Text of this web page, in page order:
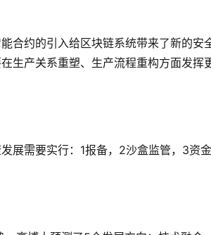
合约的引入给区块链系统带来了新的安
生产关系重塑、生产流程重构方面发挥
展需要实行： 1报备，2沙盒监管，3资